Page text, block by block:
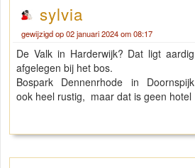
sylvia
gewijzigd op 02 januari 2024 om 08:17
De Valk in Harderwijk? Dat ligt aardig
afgelegen bij het bos.
Bospark Dennenrhode in Doornspijk
ook heel rustig, maar dat is geen hotel